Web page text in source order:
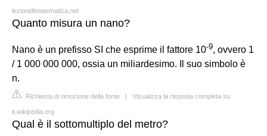
lezionidimatematica.net
Quanto misura un nano?
Nano è un prefisso SI che esprime il fattore 10-9, ovvero 1
/ 1 000 000 000, ossia un miliardesimo. Il suo simbolo è
n.
Richiesta di rimozione della fonte Visualizza la risposta completa su
it.wikipedia.org
Qual è il sottomultiplo del metro?